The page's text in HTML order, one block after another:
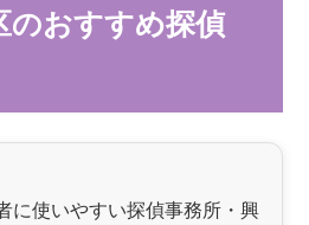
のおすすめ探偵
に使いやすい探偵事務所・興